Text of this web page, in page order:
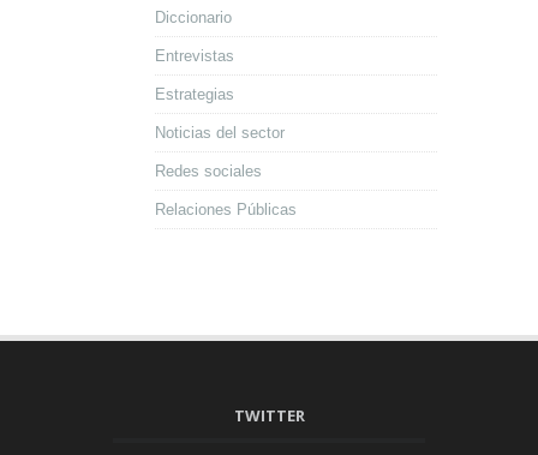
Diccionario
Entrevistas
Estrategias
Noticias del sector
Redes sociales
Relaciones Públicas
TWITTER